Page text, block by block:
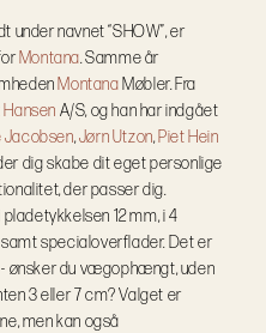
under navnet “SHOW”, er
Montana. Samme år
Montana Møbler. Fra
Hansen A/S, og han har indgået
Jacobsen,Jørn Utzon,Piet Hein
dig skabe dit eget personlige
der passer dig.
12 mm, i 4
specialoverflader. Det er
ønsker du vægophængt, uden
3 eller 7 cm? Valget er
men kan også